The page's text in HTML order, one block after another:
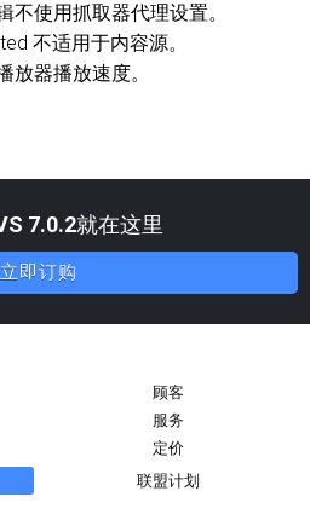
不使用抓取器代理设置。
不适用于内容源。
放器播放速度。
7.0.2就在这里
立即订购
顾客
服务
定价
联盟计划